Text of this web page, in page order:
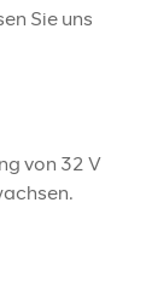
Sie uns
von 32 V